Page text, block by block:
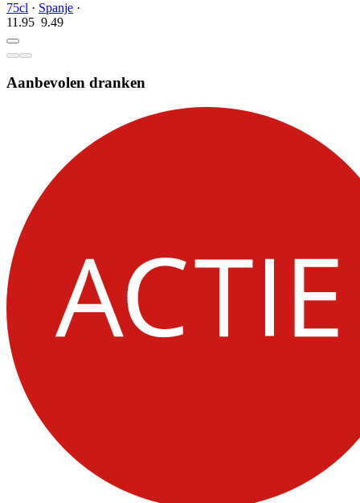
75cl · Spanje ·
11.95 9.49
Aanbevolen dranken